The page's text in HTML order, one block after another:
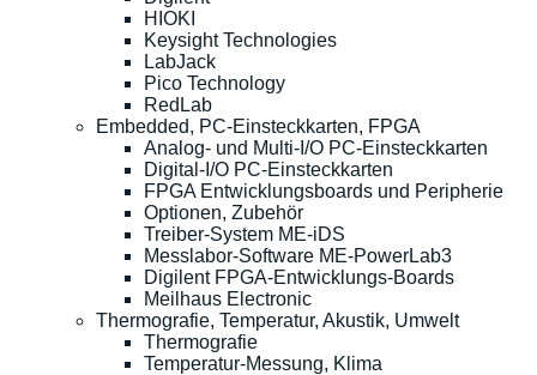
HIOKI
Keysight Technologies
LabJack
Pico Technology
RedLab
Embedded, PC-Einsteckkarten, FPGA
Analog- und Multi-I/O PC-Einsteckkarten
Digital-I/O PC-Einsteckkarten
FPGA Entwicklungsboards und Peripherie
Optionen, Zubehör
Treiber-System ME-iDS
Messlabor-Software ME-PowerLab3
Digilent FPGA-Entwicklungs-Boards
Meilhaus Electronic
Thermografie, Temperatur, Akustik, Umwelt
Thermografie
Temperatur-Messung, Klima